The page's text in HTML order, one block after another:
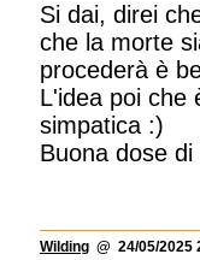
Si dai, direi
che la morte
procederà è
L'idea poi che
simpatica :)
Buona dose
Wilding @ 24/05/2025